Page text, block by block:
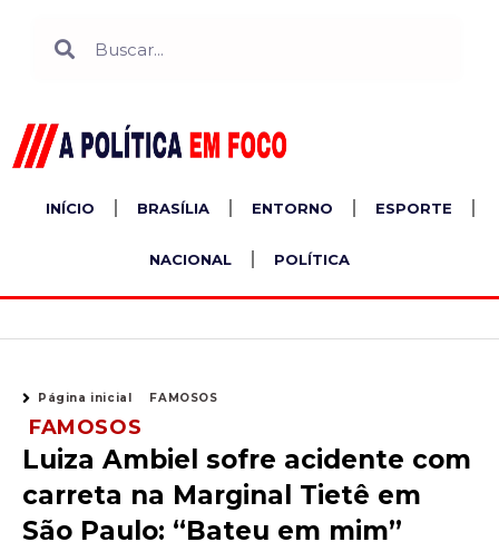
INÍCIO BRASÍLIA ENTORNO ESPORTE
NACIONAL POLÍTICA
Página inicial FAMOSOS
FAMOSOS
Luiza Ambiel sofre acidente com
carreta na Marginal Tietê em
São Paulo: “Bateu em mim”